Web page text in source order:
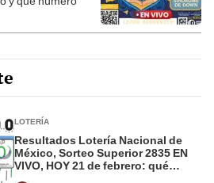
LOTERÍA
Resultados Lotería Nacional de
México, Sorteo Superior 2835 EN
VIVO, HOY 21 de febrero: qué